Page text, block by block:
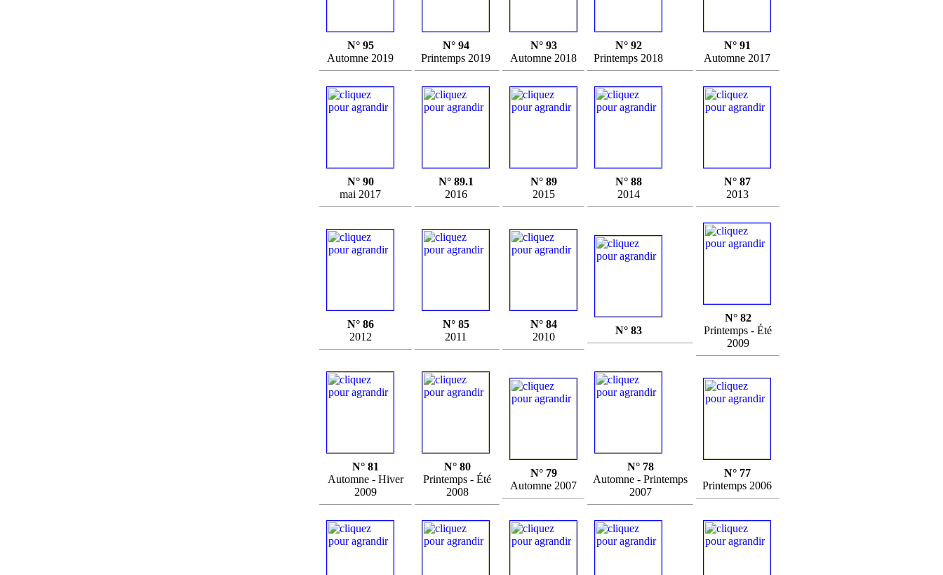
N° 95
Automne 2019
N° 94
Printemps 2019
N° 93
Automne 2018
N° 92
Printemps 2018
N° 91
Automne 2017
N° 90
mai 2017
N° 89.1
2016
N° 89
2015
N° 88
2014
N° 87
2013
N° 86
2012
N° 85
2011
N° 84
2010
N° 83
N° 82
Printemps - Été
2009
N° 81
Automne - Hiver
2009
N° 80
Printemps - Été
2008
N° 79
Automne 2007
N° 78
Automne - Printemps
2007
N° 77
Printemps 2006